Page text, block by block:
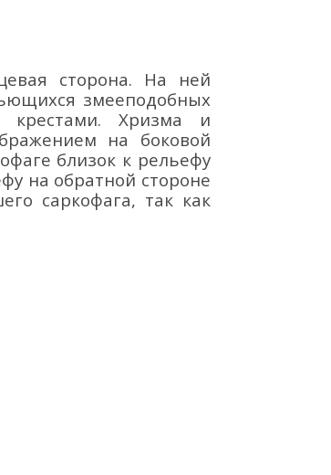
сторона.
На ней
змееподобных
крестами. Хризма и
на боковой
близок к рельефу
на обратной стороне
саркофага, так как